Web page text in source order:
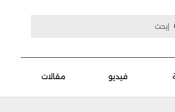
فيديو مقالات